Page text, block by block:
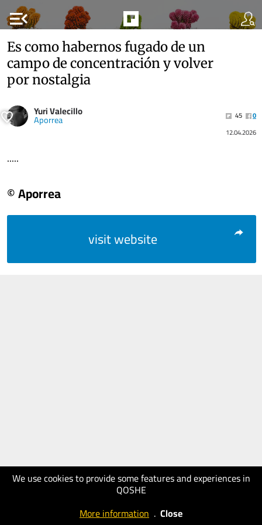
menu_open
We use cookies to provide some features and experiences in
QOSHE
More information . Close
Es como habernos fugado de un
campo de concentración y volver
por nostalgia
Yuri Valecillo
Aporrea 45
0
12.04.2026
.....
© Aporrea
visit website